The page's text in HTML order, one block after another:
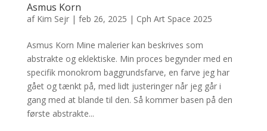
Asmus Korn
af Kim Sejr| feb 26, 2025 | Cph Art Space 2025
Asmus Korn Mine malerier kan beskrives som
abstrakte og eklektiske. Min proces begynder med en
specifik monokrom baggrundsfarve, en farve jeg har
gået og tænkt på, med lidt justeringer når jeg går i
gang med at blande til den. Så kommer basen på den
første abstrakte...